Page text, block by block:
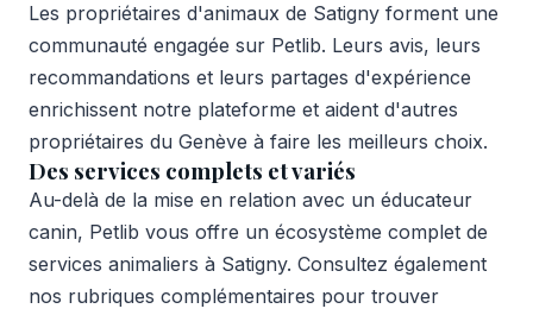
Les propriétaires d'animaux de Satigny forment une
communauté engagée sur Petlib. Leurs avis, leurs
recommandations et leurs partages d'expérience
enrichissent notre plateforme et aident d'autres
propriétaires du Genève à faire les meilleurs choix.
Des services complets et variés
Au-delà de la mise en relation avec un éducateur
canin, Petlib vous offre un écosystème complet de
services animaliers à Satigny. Consultez également
nos rubriques complémentaires pour trouver